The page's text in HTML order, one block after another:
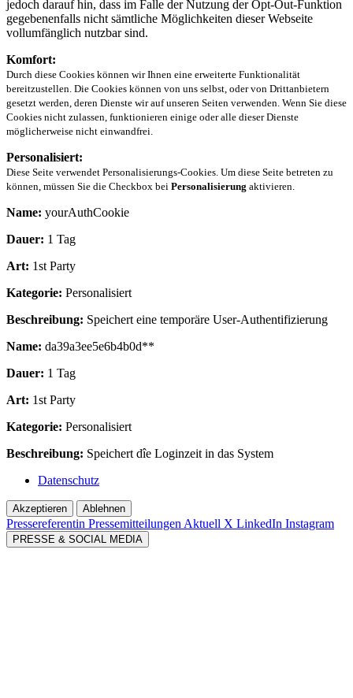
jedoch darauf hin, dass im Falle der Nutzung der Opt-Out-Funktion
gegebenenfalls nicht sämtliche Möglichkeiten dieser Webseite
vollumfänglich nutzbar sind.
Komfort:
Durch diese Cookies können wir Ihnen eine erweiterte Funktionalität
bereitzustellen. Die Cookies können von uns selbst, oder von Drittanbietern
gesetzt werden, deren Dienste wir auf unseren Seiten verwenden. Wenn Sie diese
Cookies nicht zulassen, funktionieren einige oder alle dieser Dienste
möglicherweise nicht einwandfrei.
Personalisiert:
Diese Seite verwendet Personalisierungs-Cookies. Um diese Seite betreten zu
können, müssen Sie die Checkbox bei Personalisierung aktivieren.
Name: yourAuthCookie
Dauer: 1 Tag
Art: 1st Party
Kategorie: Personalisiert
Beschreibung: Speichert eine temporäre User-Authentifizierung
Name: da39a3ee5e6b4b0d**
Dauer: 1 Tag
Art: 1st Party
Kategorie: Personalisiert
Beschreibung: Speichert dîe Loginzeit in das System
Datenschutz
Akzeptieren Ablehnen
Pressereferentin Pressemitteilungen Aktuell X LinkedIn Instagram
PRESSE & SOCIAL MEDIA